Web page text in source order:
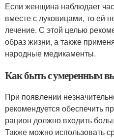
Если женщина наблюдает
вместе с луковицами, то ей
лечение. С этой целью
образ жизни, а также
народные медикаменты.
Как быть с умеренным
При появлении
рекомендуется обеспечить
рацион должно входить
Также можно использовать